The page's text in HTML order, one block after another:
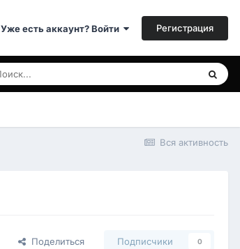
Уже есть аккаунт? Войти Регистрация
Вся активность
Поделиться Подписчики 0